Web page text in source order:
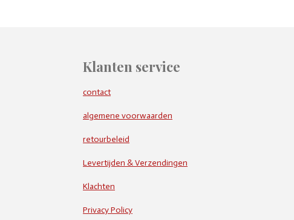
Klanten service
contact
algemene voorwaarden
retourbeleid
Levertijden & Verzendingen
Klachten
Privacy Policy